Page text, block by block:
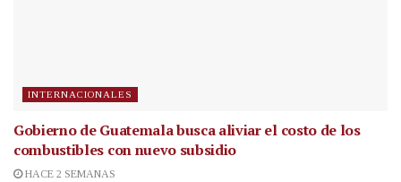
INTERNACIONALES
Gobierno de Guatemala busca aliviar el costo de los
combustibles con nuevo subsidio
HACE 2 SEMANAS